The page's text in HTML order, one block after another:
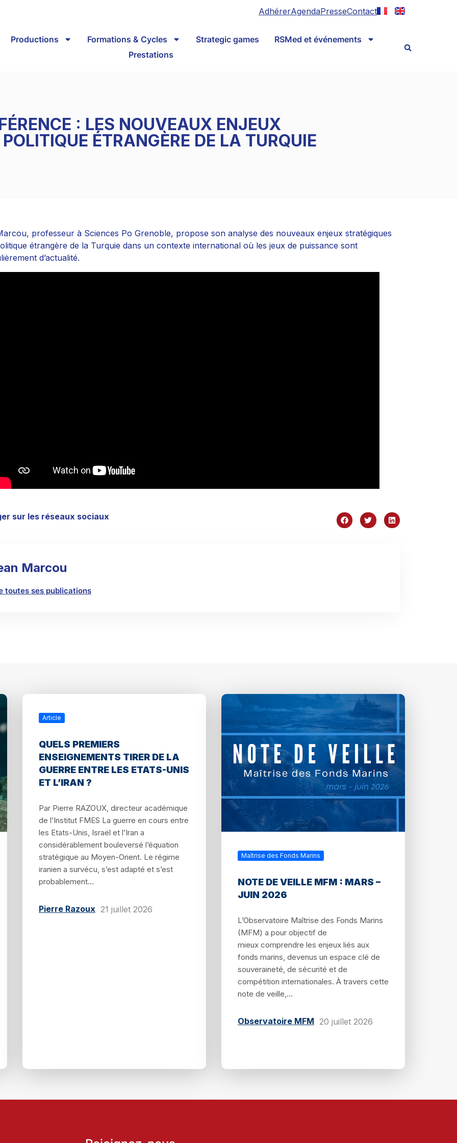
AdhérerAgendaPresseContact
Productions Formations & Cycles Strategic games
RSMed et événements
Prestations
: LES NOUVEAUX ENJEUX
ÉTRANGÈRE DE LA TURQUIE
professeur à Sciences Po Grenoble, propose son analyse des nouveaux enjeux stratégiques
étrangère de la Turquie dans un contexte international où les jeux de puissance sont
d’actualité.
sur les réseaux sociaux
Marcou
toutes ses publications
Article
QUELS PREMIERS
ENSEIGNEMENTS TIRER DE LA
GUERRE ENTRE LES ETATS-UNIS
ET L’IRAN ?
Par Pierre RAZOUX, directeur académique
de l’Institut FMES La guerre en cours entre
les Etats-Unis, Israël et l’Iran a
considérablement bouleversé l’équation
stratégique au Moyen-Orient. Le régime
iranien a survécu, s’est adapté et s’est
probablement...
Pierre Razoux 21 juillet 2026
Maîtrise des Fonds Marins
NOTE DE VEILLE MFM : MARS –
JUIN 2026
L’Observatoire Maîtrise des Fonds Marins
(MFM) a pour objectif de
mieux comprendre les enjeux liés aux
fonds marins, devenus un espace clé de
souveraineté, de sécurité et de
compétition internationales. À travers cette
note de veille,...
Observatoire MFM 20 juillet 2026